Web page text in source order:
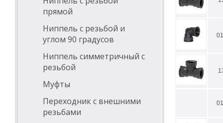
прямой
Ниппель с резьбой и
углом 90 градусов
Ниппель симметричный с
резьбой
Муфты
Переходник с внешними
резьбами